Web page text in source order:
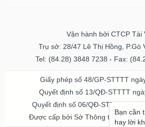
Vận hành bởi CTCP Tài
Trụ sở: 28/47 Lê Thị Hồng, P.Gò
Tel: (84.28) 3848 7238 - Fax:
Giấy phép số 48/GP-STTTT
Quyết định số 13/QĐ-STTTT
Quyết định số 06/QĐ-STTTT-ICP
Được cấp bởi Sở Thông tin và
Bạn cần
hay lời